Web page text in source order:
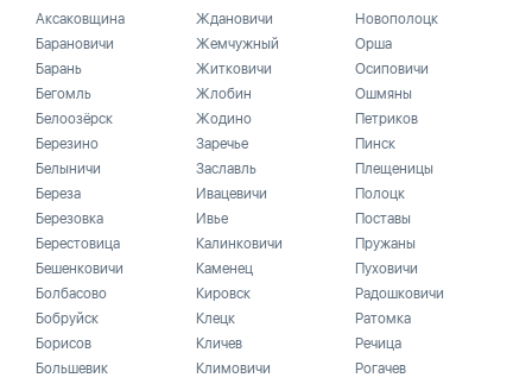
Аксаковщина
Барановичи
Барань
Бегомль
Белоозёрск
Березино
Белыничи
Береза
Березовка
Берестовица
Бешенковичи
Болбасово
Бобруйск
Борисов
Большевик
Ждановичи
Жемчужный
Житковичи
Жлобин
Жодино
Заречье
Заславль
Ивацевичи
Ивье
Калинковичи
Каменец
Кировск
Клецк
Кличев
Климовичи
Новополоцк
Орша
Осиповичи
Ошмяны
Петриков
Пинск
Плещеницы
Полоцк
Поставы
Пружаны
Пуховичи
Радошковичи
Ратомка
Речица
Рогачев